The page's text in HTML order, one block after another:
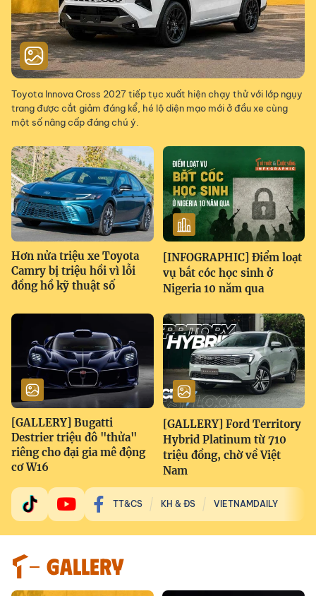
Toyota Innova Cross 2027 tiếp tục xuất hiện chạy thử với lớp ngụy
trang được cắt giảm đáng kể, hé lộ diện mạo mới ở đầu xe cùng
một số nâng cấp đáng chú ý.
Hơn nửa triệu xe Toyota
Camry bị triệu hồi vì lỗi
đồng hồ kỹ thuật số
[INFOGRAPHIC] Điểm loạt
vụ bắt cóc học sinh ở
Nigeria 10 năm qua
[GALLERY] Bugatti
Destrier triệu đô "thửa"
riêng cho đại gia mê động
cơ W16
[GALLERY] Ford Territory
Hybrid Platinum từ 710
triệu đồng, chờ về Việt
Nam
TT&CS KH & ĐS VIETNAMDAILY
GALLERY